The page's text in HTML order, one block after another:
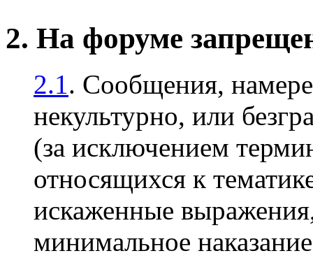
2. На форуме
2.1. Сообщения,
некультурно, или
(за исключением
относящихся к
искаженные
минимальное